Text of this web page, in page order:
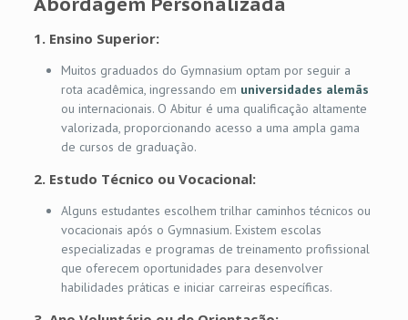
1. Ensino Superior:
Muitos graduados do Gymnasium optam por seguir a
rota acadêmica, ingressando em universidades alemãs
ou internacionais. O Abitur é uma qualificação altamente
valorizada, proporcionando acesso a uma ampla gama
de cursos de graduação.
2. Estudo Técnico ou Vocacional:
Alguns estudantes escolhem trilhar caminhos técnicos ou
vocacionais após o Gymnasium. Existem escolas
especializadas e programas de treinamento profissional
que oferecem oportunidades para desenvolver
habilidades práticas e iniciar carreiras específicas.